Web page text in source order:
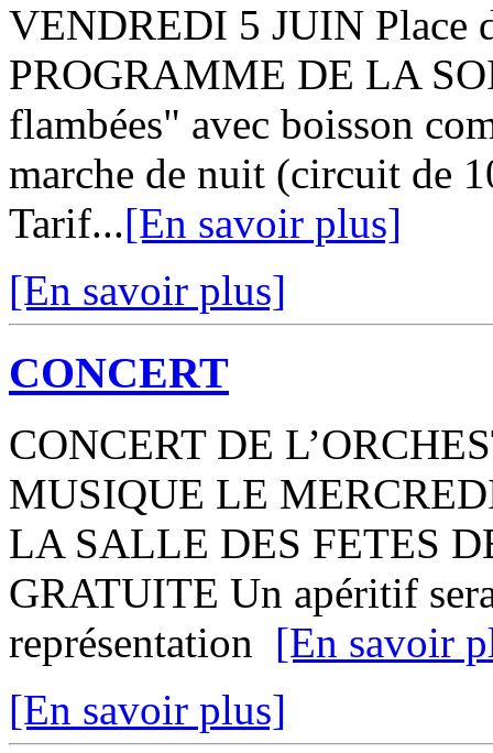
VENDREDI 5 JUIN Place
PROGRAMME DE LA
flambées" avec boisson
marche de nuit (circuit de
Tarif...[En savoir plus]
[En savoir plus]
CONCERT
CONCERT DE
MUSIQUE LE
LA SALLE DES FETES
GRATUITE Un apéritif
représentation [En savoir
[En savoir plus]